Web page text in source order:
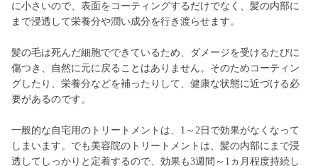
に小さいので、表面をコーティングするだけでなく、髪の内部に
まで浸透して栄養分や潤い成分を行き渡らせます。
髪の毛は死んだ細胞でできているため、ダメージを受けるたびに
傷つき、自然に元に戻ることはありません。そのためコーティン
グしたり、栄養分などを補ったりして、健康な状態に近づける必
要があるのです。
一般的な自宅用のトリートメントは、1～2日で効果がなくなって
しまいます。でも美容院のトリートメントは、髪の内部にまで浸
透してしっかりと定着するので、効果も3週間～1ヵ月程度持続し